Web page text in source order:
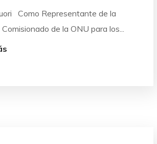
Como Representante de la
de la ONU para los...